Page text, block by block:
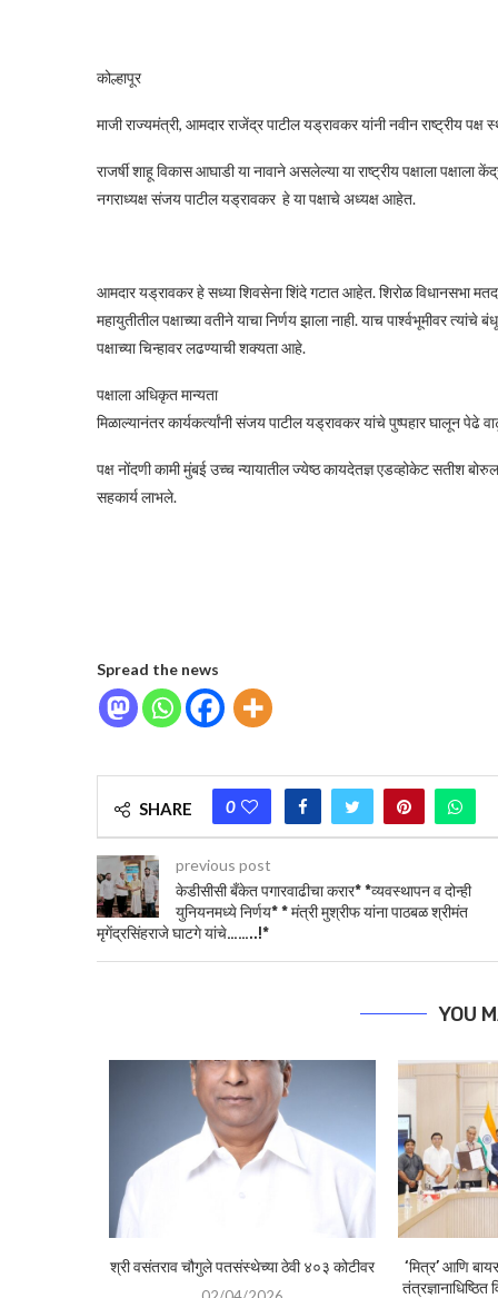
कोल्हापूर
माजी राज्यमंत्री, आमदार राजेंद्र पाटील यड्रावकर यांनी नवीन राष्ट्रीय
राजर्षी शाहू विकास आघाडी या नावाने असलेल्या या राष्ट्रीय पक्षाला
नगराध्यक्ष संजय पाटील यड्रावकर हे या पक्षाचे अध्यक्ष आहेत.
आमदार यड्रावकर हे सध्या शिवसेना शिंदे गटात आहेत. शिरोळ विधानसभा
महायुतीतील पक्षाच्या वतीने याचा निर्णय झाला नाही. याच पार्श्वभूमीवर
पक्षाच्या चिन्हावर लढण्याची शक्यता आहे.
पक्षाला अधिकृत मान्यता
मिळाल्यानंतर कार्यकर्त्यांनी संजय पाटील यड्रावकर यांचे पुष्पहार घालून
पक्ष नोंदणी कामी मुंबई उच्च न्यायातील ज्येष्ठ कायदेतज्ञ एडव्होकेट सतीश
सहकार्य लाभले.
Spread the news
SHARE 0
previous post
केडीसीसी बँकेत पगारवाढीचा करार* *व्यवस्थापन व दोन्ही
युनियनमध्ये निर्णय* * मंत्री मुश्रीफ यांना पाठबळ श्रीमंत
मृगेंद्रसिंहराजे घाटगे यांचे……..!*
YOU
श्री वसंतराव चौगुले पतसंस्थेच्या ठेवी ४०३ कोटीवर
‘मित्र’ आणि